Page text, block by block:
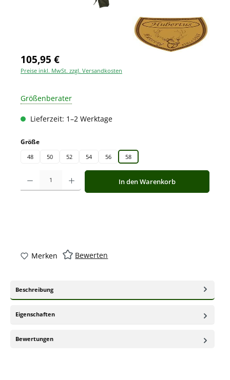
105,95 €
Preise inkl. MwSt. zzgl. Versandkosten
Größenberater
Lieferzeit: 1–2 Werktage
Größeauswählen
48 50 52 54 56 58
Produkt Anzahl: Gib den gewünschten Wert ein oder benutze die
In den Warenkorb
Merken Bewerten
Beschreibung
Eigenschaften
Bewertungen